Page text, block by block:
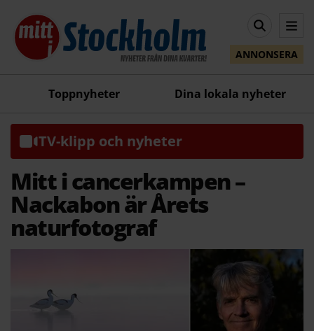
ANNONSERA
Toppnyheter Dina lokala nyheter
TV-klipp och nyheter
Mitt i cancerkampen –
Nackabon är Årets
naturfotograf